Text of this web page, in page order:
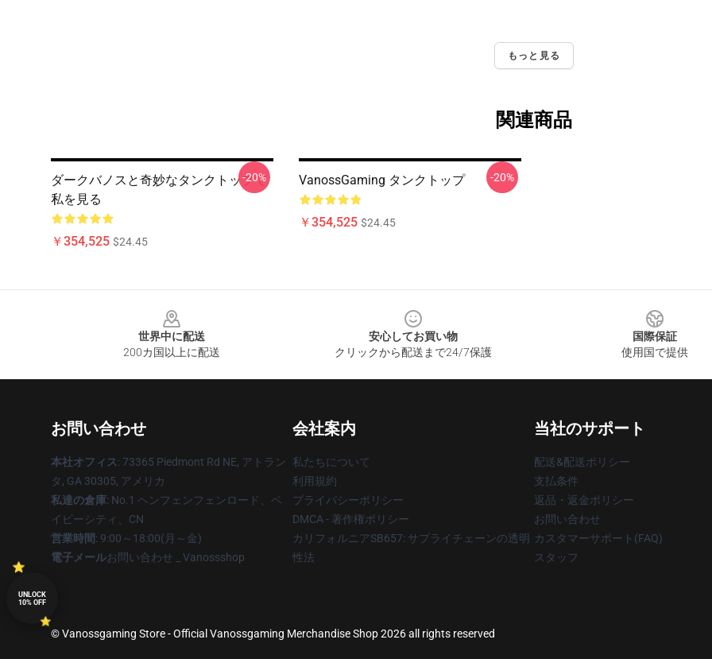
もっと見る
関連商品
ダークバノスと奇妙なタンクトップで
私を見る
￥354,525 $24.45
-20% VanossGaming タンクトップ
￥354,525 $24.45
-20%
世界中に配送
200カ国以上に配送
安心してお買い物
クリックから配送まで24/7保護
国際保証
使用国で提供
お問い合わせ
本社オフィス: 73365 Piedmont Rd NE, アトラン
タ, GA 30305, アメリカ
私達の倉庫: No.1 ヘンフェンフェンロード、ベ
イビーシティ、CN
営業時間: 9:00～18:00(月～金)
電子メールお問い合わせ _ Vanossshop
会社案内
私たちについて
利用規約
プライバシーポリシー
DMCA - 著作権ポリシー
カリフォルニアSB657: サプライチェーンの透明
性法
当社のサポート
配送&配送ポリシー
支払条件
返品・返金ポリシー
お問い合わせ
カスタマーサポート(FAQ)
スタッフ
© Vanossgaming Store - Official Vanossgaming Merchandise Shop 2026 all rights reserved
UNLOCK
10% OFF